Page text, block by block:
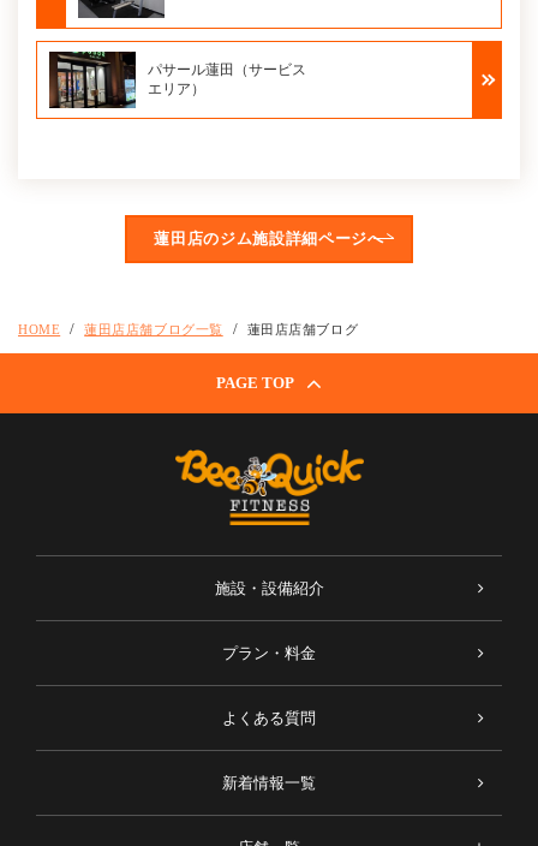
パサール蓮田（サービス
エリア）
蓮田店のジム施設詳細ページへ
HOME 蓮田店店舗ブログ一覧 蓮田店店舗ブログ
PAGE TOP
施設・設備紹介
プラン・料金
よくある質問
新着情報一覧